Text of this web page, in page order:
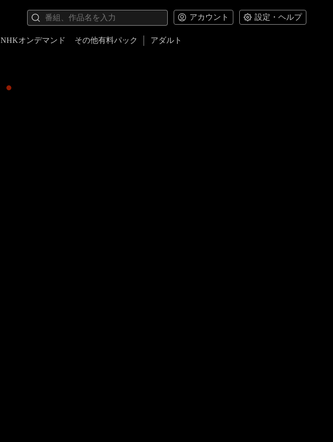
アカウント 設定・ヘルプ
NHKオンデマンド その他有料パック アダルト